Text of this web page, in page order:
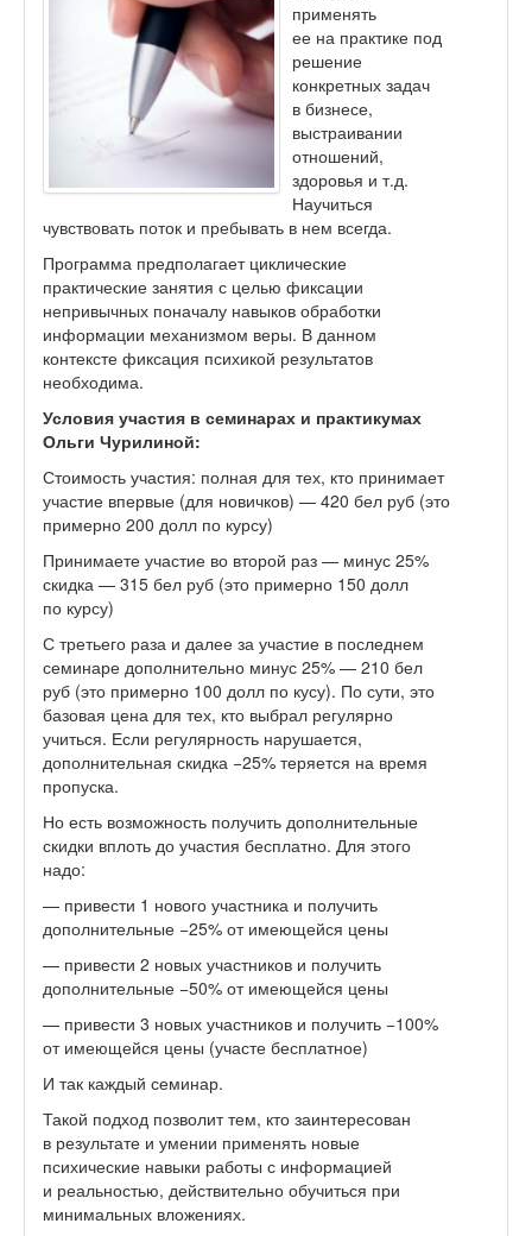
применять
ее на практике под
решение
конкретных задач
в бизнесе,
выстраивании
отношений,
здоровья и т.д.
Научиться
чувствовать поток и пребывать в нем всегда.
Программа предполагает циклические
практические занятия с целью фиксации
непривычных поначалу навыков обработки
информации механизмом веры. В данном
контексте фиксация психикой результатов
необходима.
Условия участия в семинарах и практикумах
Ольги Чурилиной:
Стоимость участия: полная для тех, кто принимает
участие впервые (для новичков) — 420 бел руб (это
примерно 200 долл по курсу)
Принимаете участие во второй раз — минус 25%
скидка — 315 бел руб (это примерно 150 долл
по курсу)
С третьего раза и далее за участие в последнем
семинаре дополнительно минус 25% — 210 бел
руб (это примерно 100 долл по кусу). По сути, это
базовая цена для тех, кто выбрал регулярно
учиться. Если регулярность нарушается,
дополнительная скидка −25% теряется на время
пропуска.
Но есть возможность получить дополнительные
скидки вплоть до участия бесплатно. Для этого
надо:
— привести 1 нового участника и получить
дополнительные −25% от имеющейся цены
— привести 2 новых участников и получить
дополнительные −50% от имеющейся цены
— привести 3 новых участников и получить −100%
от имеющейся цены (участе бесплатное)
И так каждый семинар.
Такой подход позволит тем, кто заинтересован
в результате и умении применять новые
психические навыки работы с информацией
и реальностью, действительно обучиться при
минимальных вложениях.